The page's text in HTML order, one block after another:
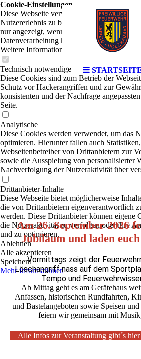
Am 26. September 2026
Jubiläum und laden
Vormittags zeigt der
Löschangriff nass auf dem
Tempo und
Ab Mittag geht es am Gerätehaus
Anfassen, historischen Rundfahrten,
und Bastelangeboten sowie Speisen
feiern wir gemeinsam mit
Alle Infos zur Veranstaltung gibt´s hier
Cookie-Einstellungen
Diese Webseite verwendet Cookies, um
Nutzererlebnis zu bieten. Bestimmte
nur angezeigt, wenn die entsprechende
Datenverarbeitung kann dann auch in
Weitere Informationen hierzu in der
Technisch notwendige
Diese Cookies sind zum Betrieb der
Schutz vor Hackerangriffen und zur
konsistenten und der Nachfrage
Seite.
Analytische
Diese Cookies werden verwendet, um das
optimieren. Hierunter fallen auch
Webseitenbetreiber von Drittanbietern zur
sowie die Ausspielung von personalisierter
Nachverfolgung der Nutzeraktivität über
Drittanbieter-Inhalte
Diese Webseite bietet möglicherweise
die von Drittanbietern eigenverantwortlich
werden. Diese Drittanbieter können eigene
die Nutzeraktivität zu verfolgen oder ihre
und zu optimieren.
Ablehnen
Alle akzeptieren
Speichern
Mehr Informationen